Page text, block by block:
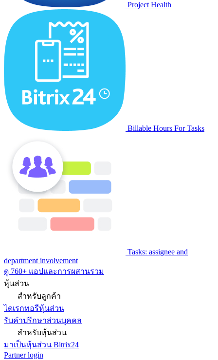
Project Health
Billable Hours For Tasks
Tasks: assignee and
department involvement
ดู 760+ แอปและการผสานรวม
หุ้นส่วน
สำหรับลูกค้า
ไดเรกทอรีหุ้นส่วน
รับคำปรึกษาส่วนบุคคล
สำหรับหุ้นส่วน
มาเป็นหุ้นส่วน Bitrix24
Partner login